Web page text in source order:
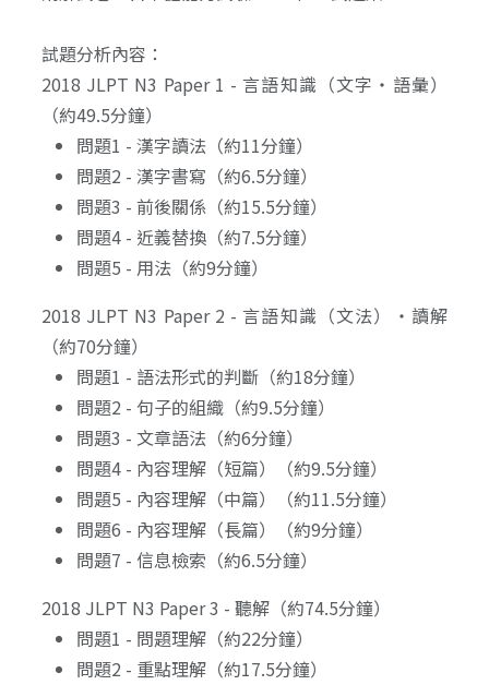
試題分析內容：
2018 JLPT N3 Paper 1 - 言語知識（文字・語彙）
（約49.5分鐘）
問題1 - 漢字讀法（約11分鐘）
問題2 - 漢字書寫（約6.5分鐘）
問題3 - 前後關係（約15.5分鐘）
問題4 - 近義替換（約7.5分鐘）
問題5 - 用法（約9分鐘）
2018 JLPT N3 Paper 2 - 言語知識（文法）・讀解
（約70分鐘）
問題1 - 語法形式的判斷（約18分鐘）
問題2 - 句子的組織（約9.5分鐘）
問題3 - 文章語法（約6分鐘）
問題4 - 內容理解（短篇）（約9.5分鐘）
問題5 - 內容理解（中篇）（約11.5分鐘）
問題6 - 內容理解（長篇）（約9分鐘）
問題7 - 信息檢索（約6.5分鐘）
2018 JLPT N3 Paper 3 - 聽解（約74.5分鐘）
問題1 - 問題理解（約22分鐘）
問題2 - 重點理解（約17.5分鐘）